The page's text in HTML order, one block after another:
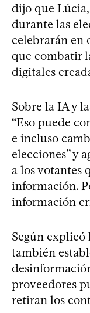
dijo que
durante las
celebrarán en
que combatir
digitales
Sobre la IA y
“Eso puede
e incluso
elecciones” y
a los votantes
información.
información
Según explicó
también
proveedores
retiran los